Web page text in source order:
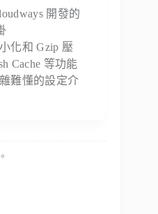
開發的
化和 Gzip 壓
Cache 等功能
難懂的設定介